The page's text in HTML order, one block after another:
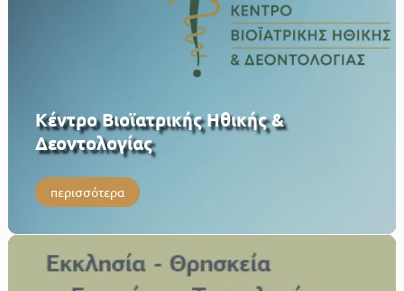
Κέντρο Βιοϊατρικής Ηθικής &
Δεοντολογίας
περισσότερα